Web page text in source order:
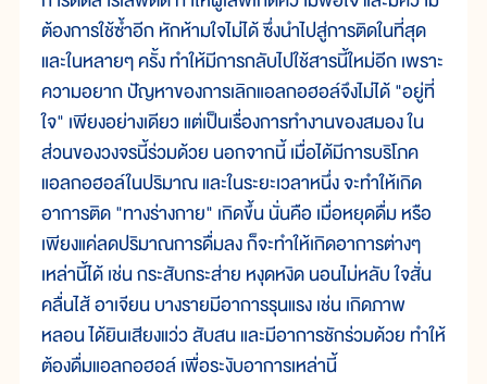
ต้องการใช้ซ้ำอีก หักห้ามใจไม่ได้ ซึ่งนำไปสู่การติดในที่สุด
และในหลายๆ ครั้ง ทำให้มีการกลับไปใช้สารนี้ใหม่อีก เพราะ
ความอยาก ปัญหาของการเลิกแอลกอฮอล์จึงไม่ได้ "อยู่ที่
ใจ" เพียงอย่างเดียว แต่เป็นเรื่องการทำงานของสมอง ใน
ส่วนของวงจรนี้ร่วมด้วย นอกจากนี้ เมื่อได้มีการบริโภค
แอลกอฮอล์ในปริมาณ และในระยะเวลาหนึ่ง จะทำให้เกิด
อาการติด "ทางร่างกาย" เกิดขึ้น นั่นคือ เมื่อหยุดดื่ม หรือ
เพียงแค่ลดปริมาณการดื่มลง ก็จะทำให้เกิดอาการต่างๆ
เหล่านี้ได้ เช่น กระสับกระส่าย หงุดหงิด นอนไม่หลับ ใจสั่น
คลื่นไส้ อาเจียน บางรายมีอาการรุนแรง เช่น เกิดภาพ
หลอน ได้ยินเสียงแว่ว สับสน และมีอาการชักร่วมด้วย ทำให้
ต้องดื่มแอลกอฮอล์ เพื่อระงับอาการเหล่านี้